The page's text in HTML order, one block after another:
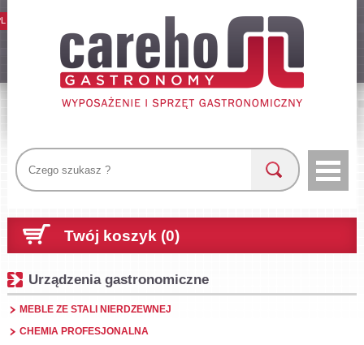
Twój koszyk (0)
Urządzenia gastronomiczne
MEBLE ZE STALI NIERDZEWNEJ
CHEMIA PROFESJONALNA